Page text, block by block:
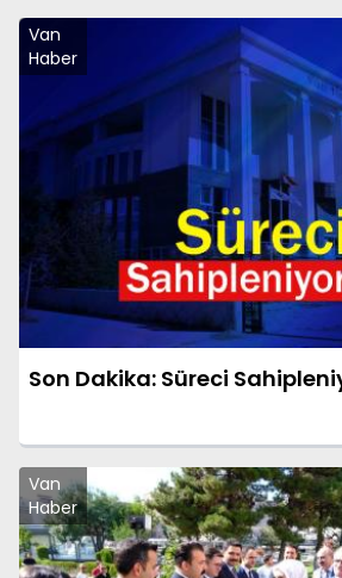
Van
Haber
Son Dakika: Süreci
Van
Haber